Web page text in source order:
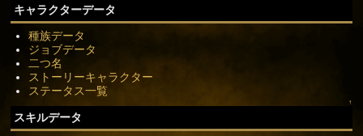
キャラクターデータ
種族データ
ジョブデータ
二つ名
ストーリーキャラクター
ステータス一覧
↑
スキルデータ